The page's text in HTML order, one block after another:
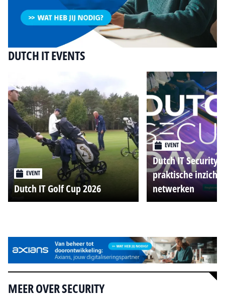
DUTCH IT EVENTS
EVENT
Dutch IT Golf Cup 2026
EVENT
Dutch IT Security
praktische
netwerken
MEER OVER SECURITY